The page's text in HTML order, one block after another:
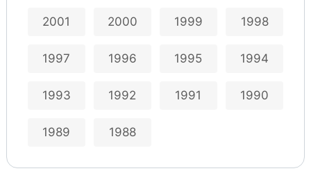
2001 2000 1999 1998
1997 1996 1995 1994
1993 1992 1991 1990
1989 1988